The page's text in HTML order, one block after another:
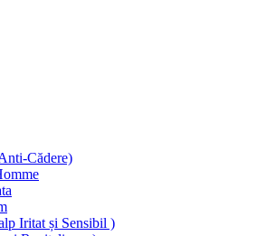
Cădere)
Iritat și Sensibil )